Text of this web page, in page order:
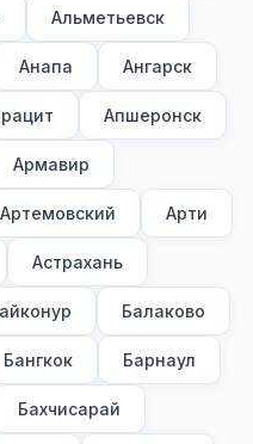
Альметьевск
Анапа Ангарск
Апшеронск
Армавир
Артемовский Арти
Астрахань
Балаково
Бангкок Барнаул
Бахчисарай